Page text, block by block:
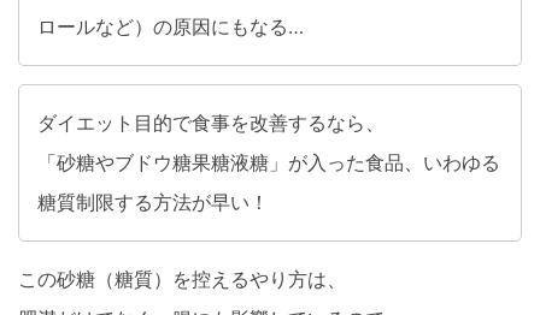
ロールなど）の原因にもなる…
ダイエット目的で食事を改善するなら、
「砂糖やブドウ糖果糖液糖」が入った食品、いわゆる
糖質制限する方法が早い！
この砂糖（糖質）を控えるやり方は、